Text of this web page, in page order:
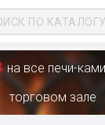
на все печи-
торговом зале